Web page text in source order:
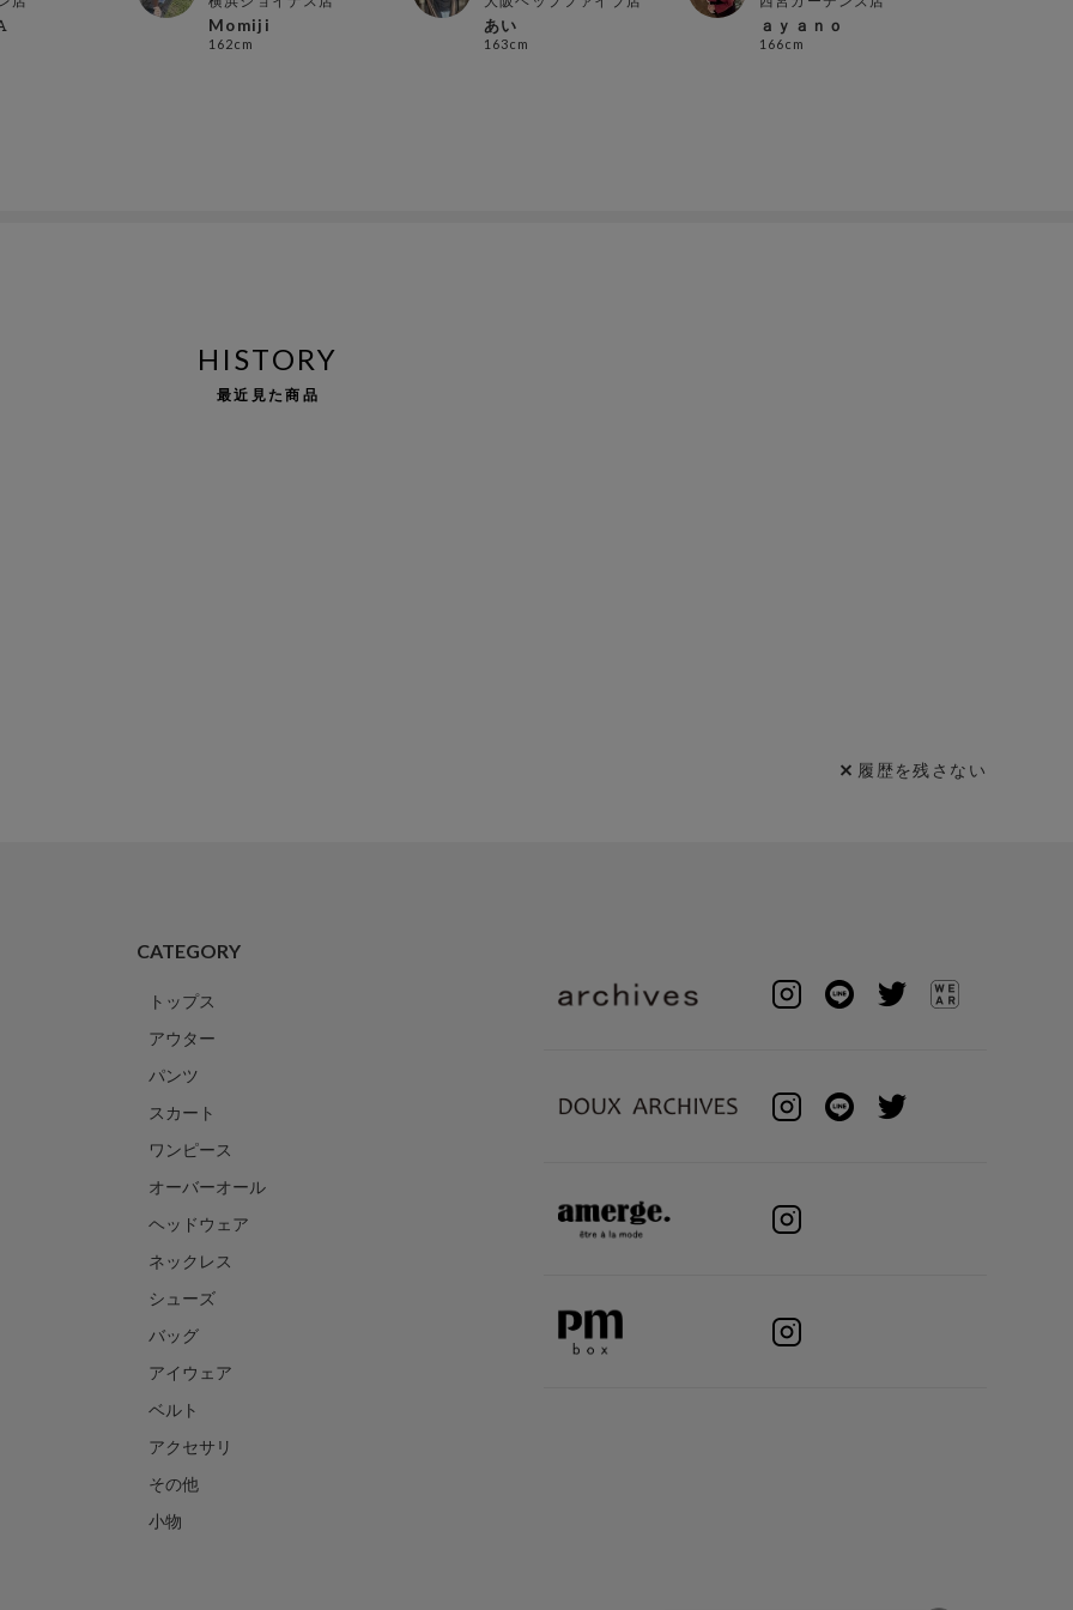
Momiji
162cm
あい
163cm
ａｙａｎｏ
166cm
HISTORY
最近見た商品
履歴を残さない
CATEGORY
トップス
アウター
パンツ
スカート
ワンピース
オーバーオール
ヘッドウェア
ネックレス
シューズ
バッグ
アイウェア
ベルト
アクセサリ
その他
小物